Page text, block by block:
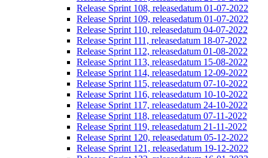
Release Sprint 108, releasedatum 01-07-2022
Release Sprint 109, releasedatum 01-07-2022
Release Sprint 110, releasedatum 04-07-2022
Release Sprint 111, releasedatum 18-07-2022
Release Sprint 112, releasedatum 01-08-2022
Release Sprint 113, releasedatum 15-08-2022
Release Sprint 114, releasedatum 12-09-2022
Release Sprint 115, releasedatum 07-10-2022
Release Sprint 116, releasedatum 10-10-2022
Release Sprint 117, releasedatum 24-10-2022
Release Sprint 118, releasedatum 07-11-2022
Release Sprint 119, releasedatum 21-11-2022
Release Sprint 120, releasedatum 05-12-2022
Release Sprint 121, releasedatum 19-12-2022